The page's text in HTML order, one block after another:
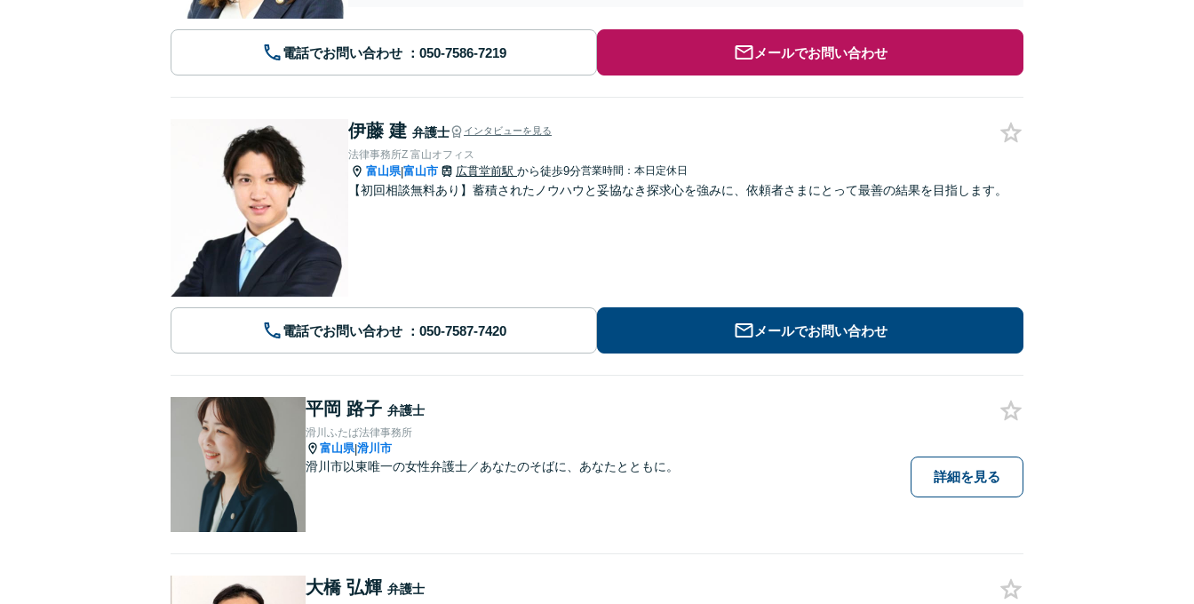
電話でお問い合わせ メールでお問い合わせ
伊藤 建 弁護士 インタビューを見る
法律事務所Z 富山オフィス
富山県|富山市 広貫堂前駅 から徒歩9分営業時間：本日定休日
【初回相談無料あり】蓄積されたノウハウと妥協なき探求心を強みに、依頼者さまにとって最善の結果を目指します。
電話でお問い合わせ メールでお問い合わせ
平岡 路子 弁護士
滑川ふたば法律事務所
富山県|滑川市
滑川市以東唯一の女性弁護士／あなたのそばに、あなたとともに。
詳細を見る
大橋 弘輝 弁護士